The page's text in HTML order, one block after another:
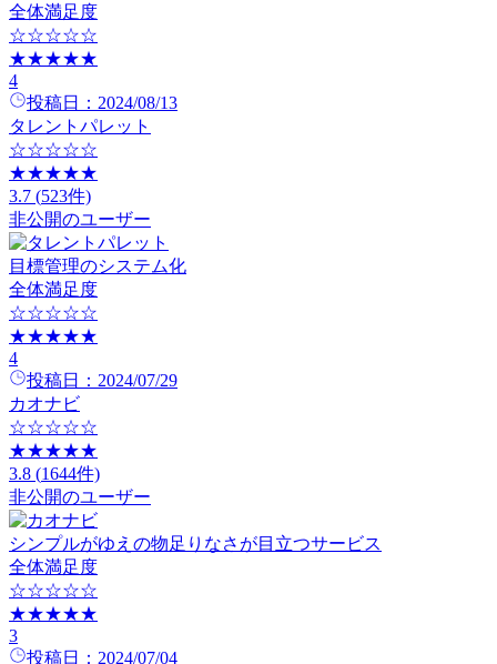
全体満足度
☆☆☆☆☆
★★★★★
4
投稿日： 2024/08/13
タレントパレット
☆☆☆☆☆
★★★★★
3.7 (523件)
非公開のユーザー
目標管理のシステム化
全体満足度
☆☆☆☆☆
★★★★★
4
投稿日： 2024/07/29
カオナビ
☆☆☆☆☆
★★★★★
3.8 (1644件)
非公開のユーザー
シンプルがゆえの物足りなさが目立つサービス
全体満足度
☆☆☆☆☆
★★★★★
3
投稿日： 2024/07/04